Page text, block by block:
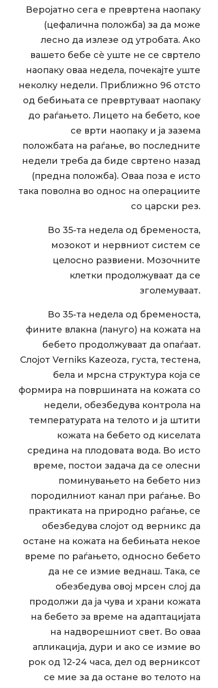
Веројатно сега е превртена наопаку
(цефалична положба) за да може
лесно да излезе од утробата. Ако
вашето бебе сè уште не се свртело
наопаку оваа недела, почекајте уште
неколку недели. Приближно 96 отсто
од бебињата се превртуваат наопаку
до раѓањето. Лицето на бебето, кое
се врти наопаку и ја зазема
положбата на раѓање, во последните
недели треба да биде свртено назад
(предна положба). Оваа поза е исто
така поволна во однос на операциите
со царски рез.
Во 35-та недела од бременоста,
мозокот и нервниот систем се
целосно развиени. Мозочните
клетки продолжуваат да се
зголемуваат.
Во 35-та недела од бременоста,
фините влакна (лануго) на кожата на
бебето продолжуваат да опаѓаат.
Слојот Verniks Kazeoza, густа, тестена,
бела и мрсна структура која се
формира на површината на кожата со
недели, обезбедува контрола на
температурата на телото и ја штити
кожата на бебето од киселата
средина на плодовата вода. Во исто
време, постои задача да се олесни
поминувањето на бебето низ
породилниот канал при раѓање. Во
практиката на природно раѓање, се
обезбедува слојот од верникс да
остане на кожата на бебињата некое
време по раѓањето, односно бебето
да не се измие веднаш. Така, се
обезбедува овој мрсен слој да
продолжи да ја чува и храни кожата
на бебето за време на адаптацијата
на надворешниот свет. Во оваа
апликација, дури и ако се измие во
рок од 12-24 часа, дел од верниксот
се мие за да остане во телото на